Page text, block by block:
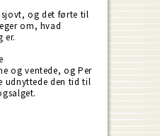
og det førte til
om, hvad
er.
og ventede, og Per
udnyttede den tid til